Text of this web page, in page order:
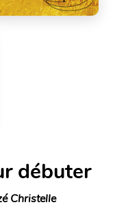
débuter
Christelle